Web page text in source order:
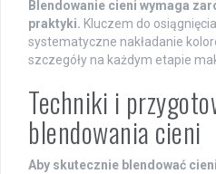
Blendowanie cieni wymaga
praktyki. Kluczem do
systematyczne nakładanie
szczegóły na każdym etapie
Techniki i
blendowania cieni
Aby skutecznie blendować